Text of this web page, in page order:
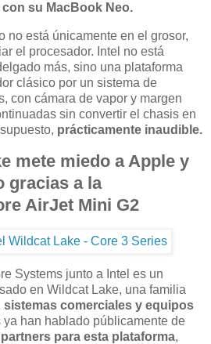
su MacBook Neo.
no está únicamente en el grosor,
el procesador. Intel no está
más, sino una plataforma
clásico por un sistema de
con cámara de vapor y margen
sin convertir el chasis en
prácticamente inaudible.
mete miedo a Apple y
gracias a la
AirJet Mini G2
Systems junto a Intel es un
en Wildcat Lake, una familia
sistemas comerciales y equipos
ya han hablado públicamente de
para esta plataforma,